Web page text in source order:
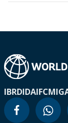
IBRDIDAIFC